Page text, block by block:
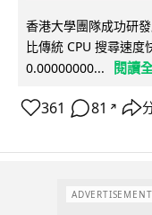
香港大學團隊成功研
比傳統 CPU 搜尋速
0.00000000...
閱讀
361 81 ↗
ADVERTISEMENT